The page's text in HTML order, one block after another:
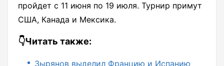
пройдет с 11 июня по 19 июля. Турнир примут
США, Канада и Мексика.
👇Читать также:
Зырянов выделил Францию и Испанию